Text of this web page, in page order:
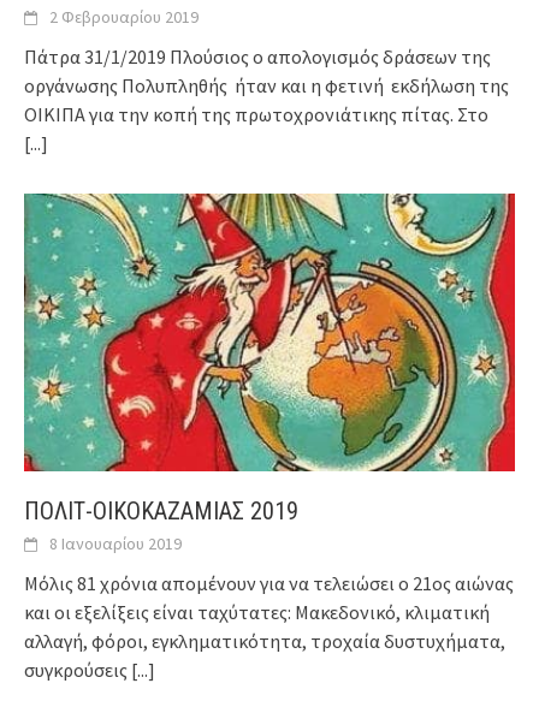
2 Φεβρουαρίου 2019
Πάτρα 31/1/2019 Πλούσιος ο απολογισμός δράσεων της
οργάνωσης Πολυπληθής ήταν και η φετινή εκδήλωση της
ΟΙΚΙΠΑ για την κοπή της πρωτοχρονιάτικης πίτας. Στο
[...]
ΠΟΛΙΤ-ΟΙΚΟΚΑΖΑΜΙΑΣ 2019
8 Ιανουαρίου 2019
Μόλις 81 χρόνια απομένουν για να τελειώσει ο 21ος αιώνας
και οι εξελίξεις είναι ταχύτατες: Μακεδονικό, κλιματική
αλλαγή, φόροι, εγκληματικότητα, τροχαία δυστυχήματα,
συγκρούσεις [...]